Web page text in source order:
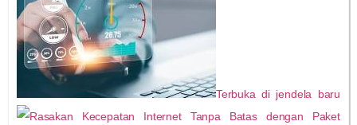
Terbuka di jendela baru